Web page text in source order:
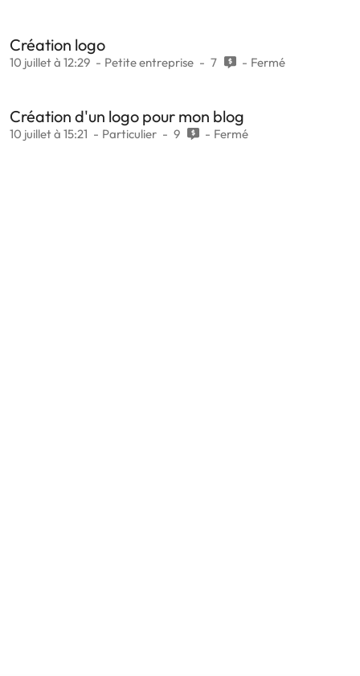
Création logo
10 juillet à 12:29 Petite entreprise 7 Fermé
Création d'un logo pour mon blog
10 juillet à 15:21 Particulier 9 Fermé